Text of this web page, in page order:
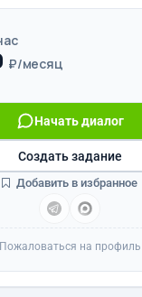
₽/месяц
Начать диалог
Создать задание
Добавить в избранное
Пожаловаться на профиль